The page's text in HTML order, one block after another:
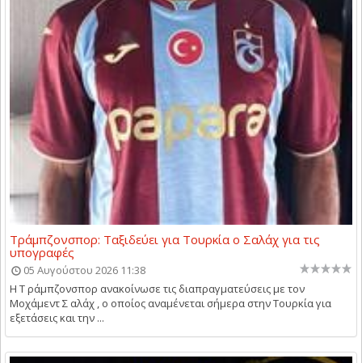
Τράμπζονσπορ: Ταξιδεύει για Τουρκία ο Σαλάχ για τις
υπογραφές
05 Αυγούστου 2026 11:38
Η Τ ράμπζονσπορ ανακοίνωσε τις διαπραγματεύσεις με τον
Μοχάμεντ Σ αλάχ , ο οποίος αναμένεται σήμερα στην Τουρκία για
εξετάσεις και την ...